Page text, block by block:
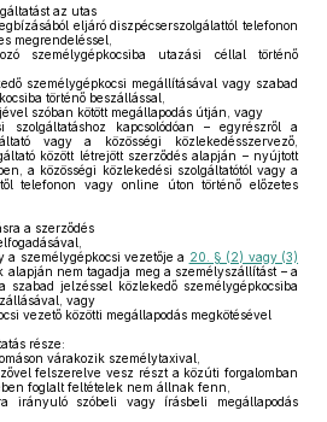
az utas
eljáró diszpécserszolgálattól telefonon
megrendeléssel,
személygépkocsiba utazási céllal történő
személygépkocsi megállításával vagy szabad
történő beszállással,
szóban kötött megállapodás útján, vagy
szolgáltatáshoz kapcsolódóan – egyrészről a
vagy a közösségi közlekedésszervező,
között létrejött szerződés alapján – nyújtott
a közösségi közlekedési szolgáltatótól vagy a
telefonon vagy online úton történő előzetes
a szerződés
személygépkocsi vezetője a 20. § (2) vagy (3)
alapján nem tagadja meg a személyszállítást – a
szabad jelzéssel közlekedő személygépkocsiba
vagy
vezető közötti megállapodás megkötésével
része:
várakozik személytaxival,
felszerelve vesz részt a közúti forgalomban
foglalt feltételek nem állnak fenn,
irányuló szóbeli vagy írásbeli megállapodás